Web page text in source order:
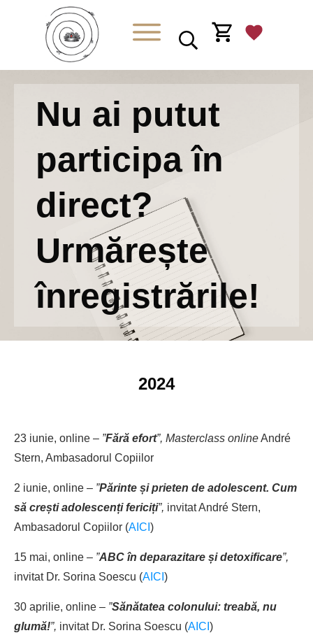
Nu ai putut
participa în
direct?
Urmărește
înregistrările!
2024
23 iunie, online – ”Fără efort”, Masterclass onlineAndré
Stern, Ambasadorul Copiilor
2 iunie, online – ”Părinte și prieten de adolescent. Cum
să crești adolescenți fericiți”, invitat André Stern,
Ambasadorul Copiilor (AICI )
15 mai, online – ”ABC în deparazitare și detoxificare”,
invitat Dr. Sorina Soescu (AICI )
30 aprilie, online – ”Sănătatea colonului: treabă, nu
glumă!”, invitat Dr. Sorina Soescu (AICI )